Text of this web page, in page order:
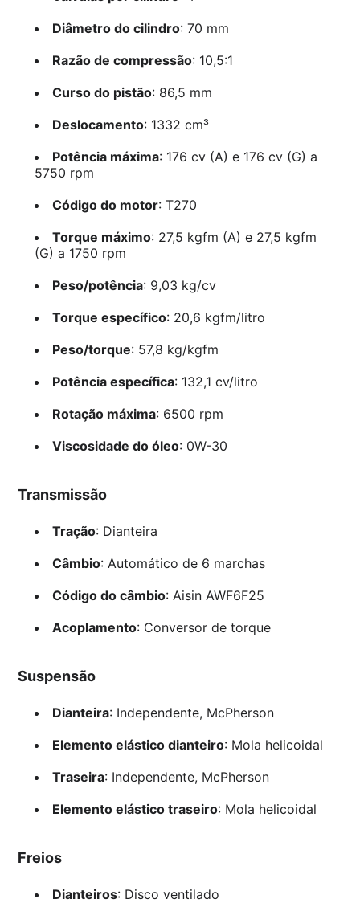
Diâmetro do cilindro: 70 mm
Razão de compressão: 10,5:1
Curso do pistão: 86,5 mm
Deslocamento: 1332 cm³
Potência máxima: 176 cv (A) e 176 cv (G) a
5750 rpm
Código do motor: T270
Torque máximo: 27,5 kgfm (A) e 27,5 kgfm
(G) a 1750 rpm
Peso/potência: 9,03 kg/cv
Torque específico: 20,6 kgfm/litro
Peso/torque: 57,8 kg/kgfm
Potência específica: 132,1 cv/litro
Rotação máxima: 6500 rpm
Viscosidade do óleo: 0W-30
Transmissão
Tração: Dianteira
Câmbio: Automático de 6 marchas
Código do câmbio: Aisin AWF6F25
Acoplamento: Conversor de torque
Suspensão
Dianteira: Independente, McPherson
Elemento elástico dianteiro: Mola helicoidal
Traseira: Independente, McPherson
Elemento elástico traseiro: Mola helicoidal
Freios
Dianteiros: Disco ventilado